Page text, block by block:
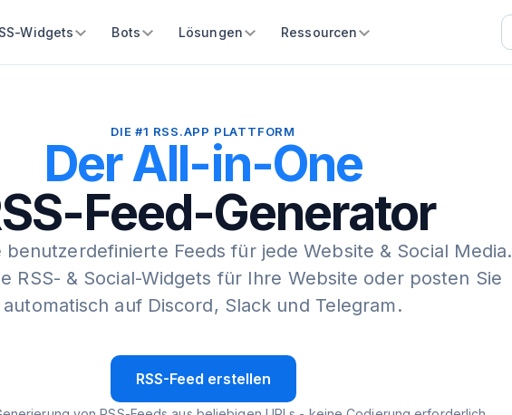
Widgets Bots Lösungen Ressourcen
DIE #1 RSS.APP PLATTFORM
Der All-in-One
Feed-Generator
benutzerdefinierte Feeds für jede Website & Social Media.
RSS- & Social-Widgets für Ihre Website oder posten Sie
automatisch auf Discord, Slack und Telegram.
RSS-Feed erstellen